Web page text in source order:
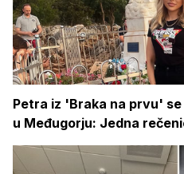
Petra iz 'Braka na prvu'
u Međugorju: Jedna